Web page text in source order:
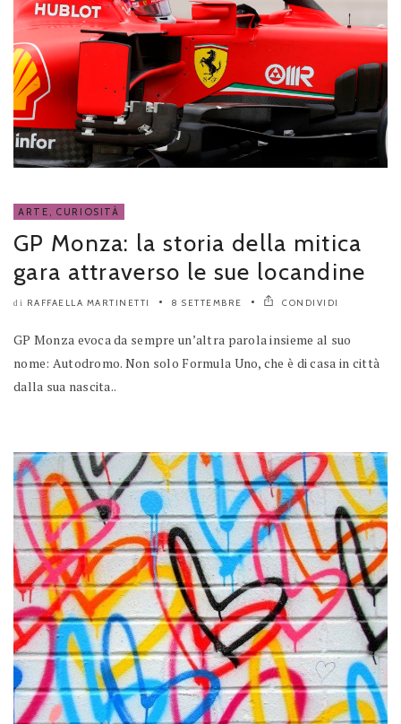
ARTE , CURIOSITÀ
GP Monza: la storia della mitica
gara attraverso le sue locandine
di RAFFAELLA MARTINETTI 8 SETTEMBRE CONDIVIDI
GP Monza evoca da sempre un’altra parola insieme al suo
nome: Autodromo. Non solo Formula Uno, che è di casa in città
dalla sua nascita..